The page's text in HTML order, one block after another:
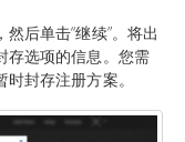
后单击“继续”。将出
存选项的信息。您需
封存注册方案。